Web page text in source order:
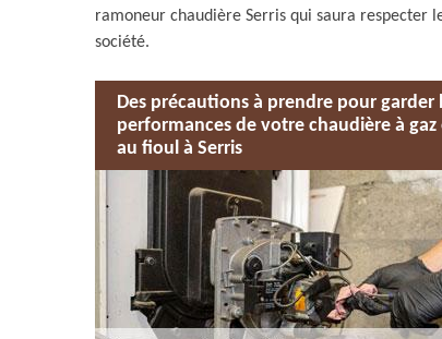
ramoneur chaudière Serris qui saura respecter
société.
Des précautions à prendre pour garder
performances de votre chaudière à gaz
au fioul à Serris